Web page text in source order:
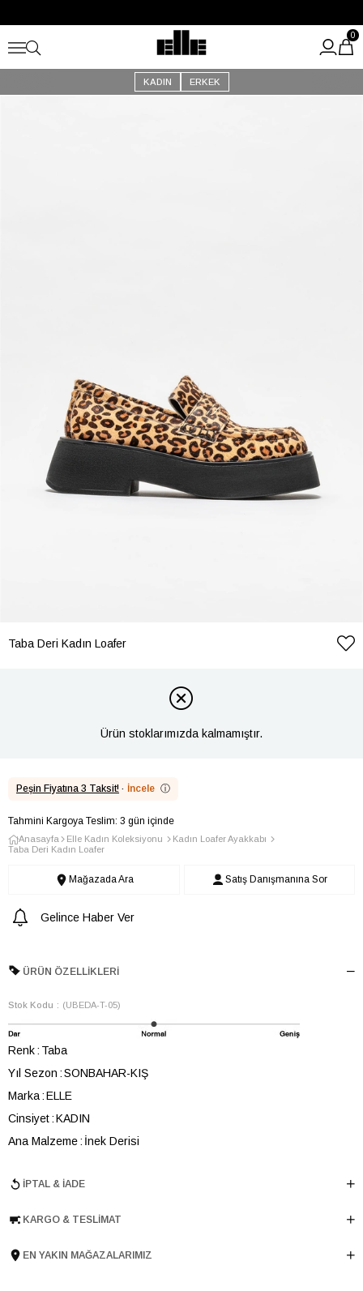
Kargo Ücretsiz!
KADIN ERKEK
0
Taba Deri Kadın Loafer
Ürün stoklarımızda kalmamıştır.
Peşin Fiyatına 3 Taksit! · İncele ⓘ
Tahmini Kargoya Teslim: 3 gün içinde
Anasayfa Elle Kadın Koleksiyonu
Kadın Loafer Ayakkabı
Taba Deri Kadın Loafer
Mağazada Ara Satış Danışmanına Sor
Gelince Haber Ver
ÜRÜN ÖZELLIKLERI
Stok Kodu (UBEDA-T-05)
Renk Taba
Yıl Sezon SONBAHAR-KIŞ
Marka ELLE
Cinsiyet KADIN
Ana Malzeme İnek Derisi
Topuk Boyu 4.5 cm
Taban Yüksekliği 3.5 cm
İPTAL & İADE
KARGO & TESLIMAT
EN YAKIN MAĞAZALARIMIZ